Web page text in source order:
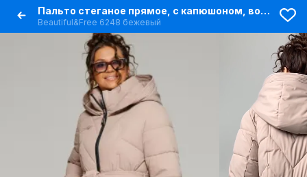
Пальто стеганое прямое, с капюшоном, воротником-стойкой, поясом
Beautiful&Free 6248 бежевый